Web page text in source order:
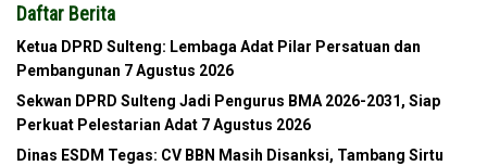
Daftar Berita
Ketua DPRD Sulteng: Lembaga Adat Pilar Persatuan dan
Pembangunan 7 Agustus 2026
Sekwan DPRD Sulteng Jadi Pengurus BMA 2026-2031, Siap
Perkuat Pelestarian Adat 7 Agustus 2026
Dinas ESDM Tegas: CV BBN Masih Disanksi, Tambang Sirtu